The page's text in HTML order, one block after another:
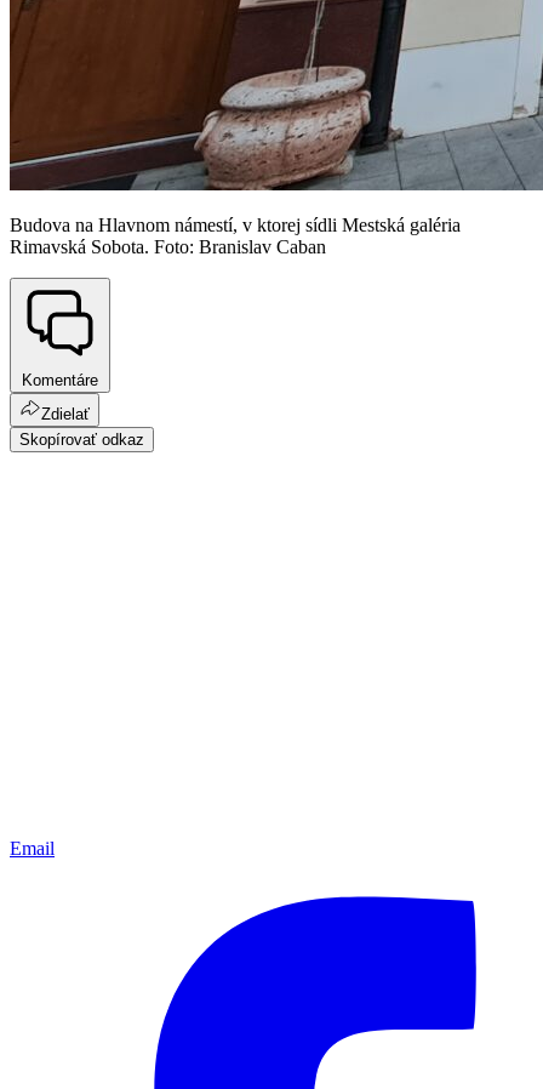
Budova na Hlavnom námestí, v ktorej sídli Mestská galéria
Rimavská Sobota. Foto: Branislav Caban
Komentáre
Zdielať
Skopírovať odkaz
Email